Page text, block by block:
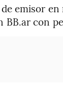
emisor
BB.ar con